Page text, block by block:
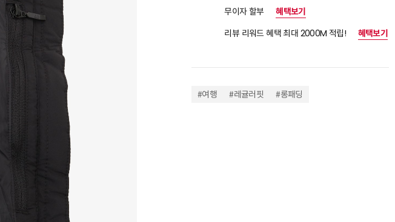
무이자 할부
혜택보기
리뷰 리워드 혜택 최대 2000M 적립!
혜택보기
#여행 #레귤러핏 #롱패딩